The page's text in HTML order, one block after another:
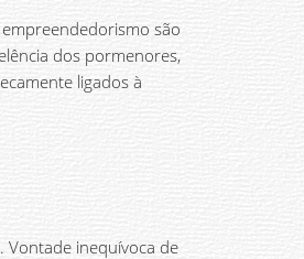
são
dos pormenores,
ligados à
Vontade inequívoca de